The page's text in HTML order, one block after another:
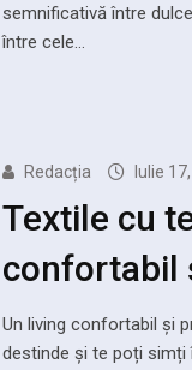
semnificativă între
între cele…
Redacția Iulie
Textile cu
confortabil
Un living confortabil și
destinde și te poți simți